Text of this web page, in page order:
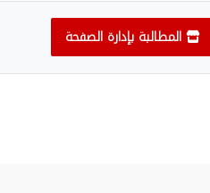
المطالبة بإدارة الصفحة